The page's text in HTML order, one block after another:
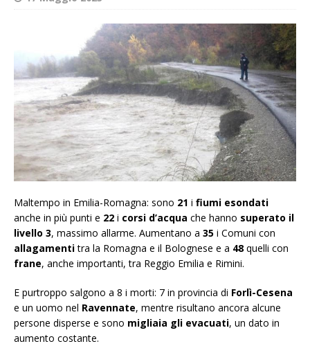
Maltempo in Emilia-Romagna: sono 21 i fiumi esondati
anche in più punti e 22 i corsi d’acqua che hanno superato il
livello 3, massimo allarme. Aumentano a 35 i Comuni con
allagamentitra la Romagna e il Bolognese e a 48 quelli con
frane, anche importanti, tra Reggio Emilia e Rimini.
E purtroppo salgono a 8 i morti: 7 in provincia di Forlì-Cesena
e un uomo nel Ravennate, mentre risultano ancora alcune
persone disperse e sono migliaia gli evacuati, un dato in
aumento costante.